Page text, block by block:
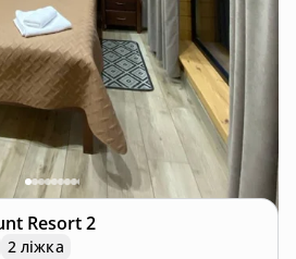
Resort 2
2 ліжка